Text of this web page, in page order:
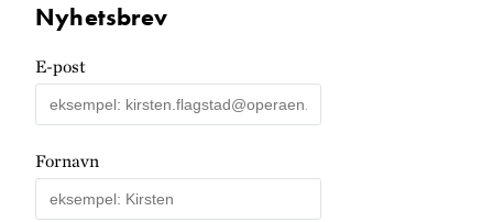
Nyhetsbrev
E-post
Fornavn